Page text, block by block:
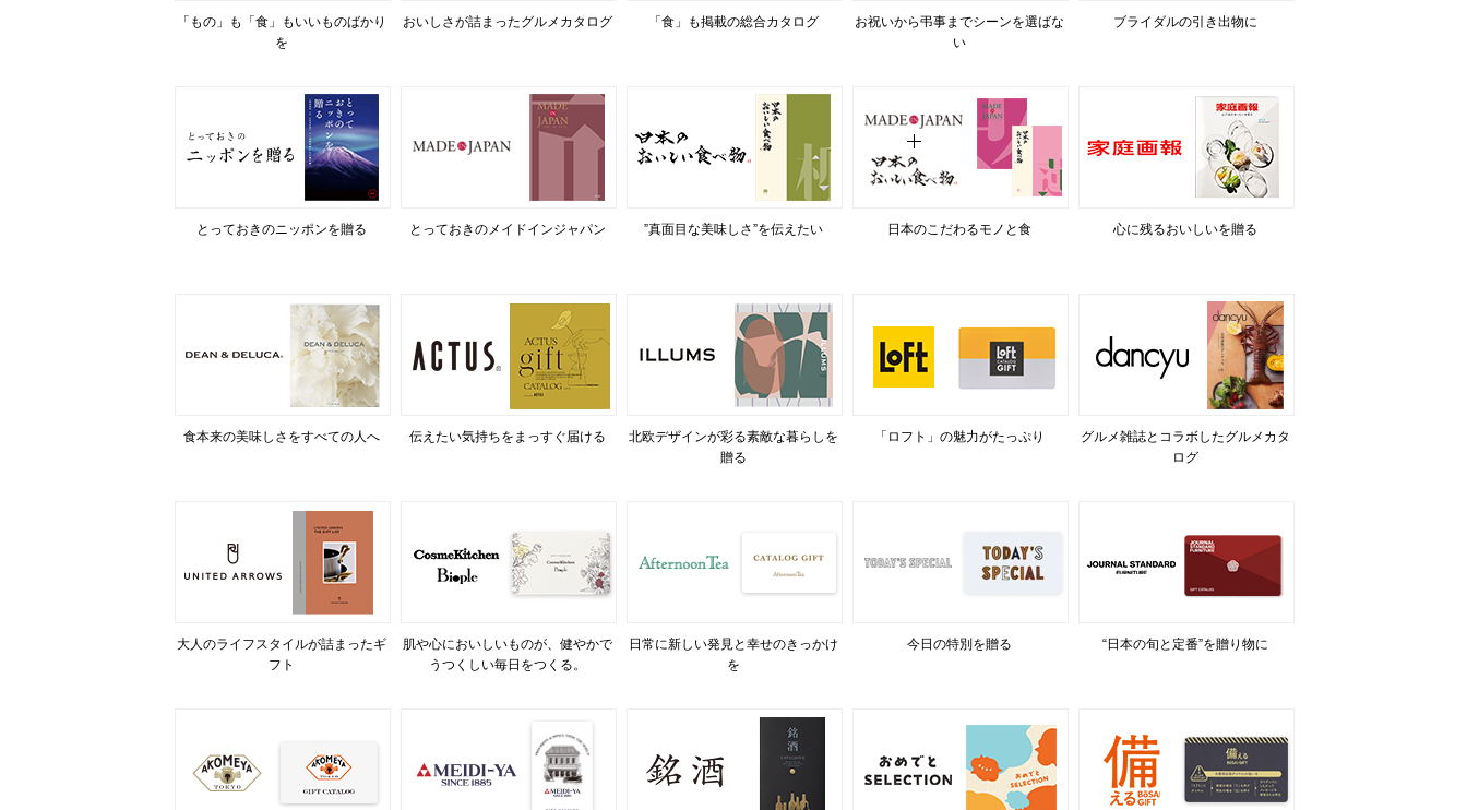
「もの」も「食」もいいものばかり
を
おいしさが詰まったグルメカタログ 「食」も掲載の総合カタログ
お祝いから弔事までシーンを選ばな
い
ブライダルの引き出物に
とっておきのニッポンを贈る とっておきのメイドインジャパン ”真面目な美味しさ”を伝えたい 日本のこだわるモノと食 心に残るおいしいを贈る
食本来の美味しさをすべての人へ 伝えたい気持ちをまっすぐ届ける
北欧デザインが彩る素敵な暮らしを
贈る
「ロフト」の魅力がたっぷり
グルメ雑誌とコラボしたグルメカタ
ログ
大人のライフスタイルが詰まったギ
フト
肌や心においしいものが、健やかで
うつくしい毎日をつくる。
日常に新しい発見と幸せのきっかけ
を
今日の特別を贈る “日本の旬と定番”を贈り物に